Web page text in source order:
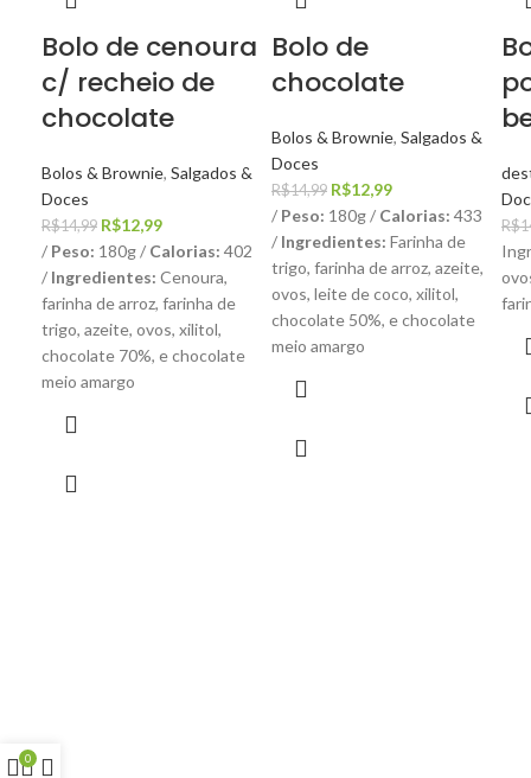
Bolo de cenoura
c/ recheio de
chocolate
Bolos & Brownie, Salgados &
Doces
R$14,99 O
preço
original
era:
R$14,99.
R$12,99O
preço
atual
é:
R$12,99.
/ Peso: 180g / Calorias: 402
/ Ingredientes: Cenoura,
farinha de arroz, farinha de
trigo, azeite, ovos, xilitol,
chocolate 70%, e chocolate
meio amargo
Bolo de
chocolate
Bolos & Brownie, Salgados &
Doces
R$14,99 O
preço
original
era:
R$14,99.
R$12,99O
preço
atual
é:
R$12,99.
/ Peso: 180g / Calorias: 433
/ Ingredientes: Farinha de
trigo, farinha de arroz, azeite,
ovos, leite de coco, xilitol,
chocolate 50%, e chocolate
meio amargo
R$
0